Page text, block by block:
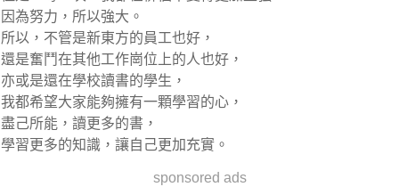
因為努力，所以強大。
所以，不管是新東方的員工也好，
還是奮鬥在其他工作崗位上的人也好，
亦或是還在學校讀書的學生，
我都希望大家能夠擁有一顆學習的心，
盡己所能，讀更多的書，
學習更多的知識，讓自己更加充實。
sponsored ads